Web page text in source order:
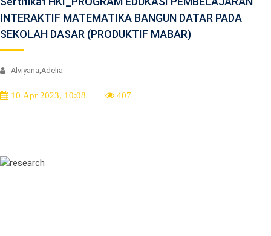
INTERAKTIF MATEMATIKA BANGUN DATAR PADA
SEKOLAH DASAR (PRODUKTIF MABAR)
: Alviyana,Adelia
10 Apr 2023, 10:08 407